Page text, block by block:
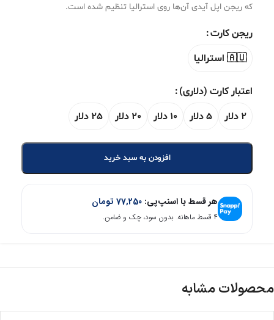
که ریجن اپل آیدی آن‌ها روی استرالیا تنظیم شده است.
ریجن کارت
🇦🇺 استرالیا
اعتبار کارت (دلاری)
2 دلار
5 دلار 10 دلار 20 دلار 25 دلار
افزودن به سبد خرید
هر قسط با اسنپ‌پی: 77,250 تومان
۴ قسط ماهانه. بدون سود، چک و ضامن.
محصولات مشابه